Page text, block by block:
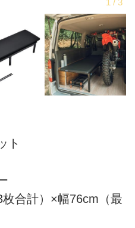
ト
合計）×幅76cm（最